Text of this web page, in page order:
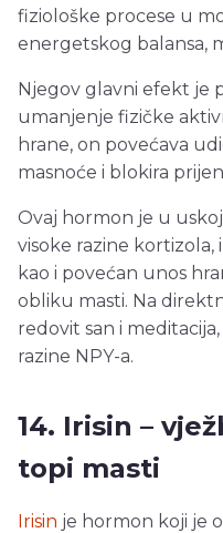
fiziološke procese u
energetskog balansa,
Njegov glavni efekt je
umanjenje fizičke
hrane, on povećava
masnoće i blokira
Ovaj hormon je u
visoke razine kortizola,
kao i povećan unos
obliku masti. Na
redovit san i
razine NPY-a.
14. Irisin –
topi masti
Irisin je hormon koji je